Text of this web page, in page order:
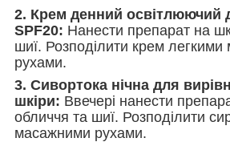
2. Крем денний освітлюючий
SPF20: Нанести препарат на
шиї. Розподілити крем
рухами.
3. Сивортока нічна для
шкіри: Ввечері нанести
обличчя та шиї. Розподілити
масажними рухами.